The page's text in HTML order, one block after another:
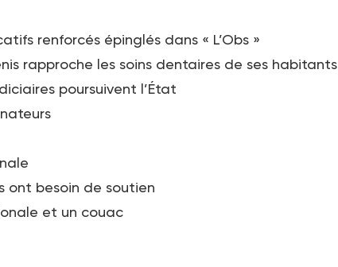
renforcés épinglés dans « L’Obs »
rapproche les soins dentaires de ses habitants
poursuivent l’État
ont besoin de soutien
et un couac